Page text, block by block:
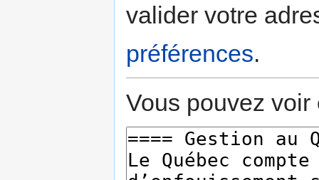
valider votre
préférences.
Vous pouvez